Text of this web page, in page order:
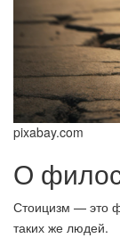
pixabay.com
О
Стоицизм — это
таких же людей.